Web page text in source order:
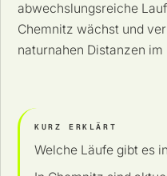
abwechslungsreiche
Chemnitz wächst und
naturnahen Distanzen im
KURZ ERKLÄRT
Welche Läufe gibt es